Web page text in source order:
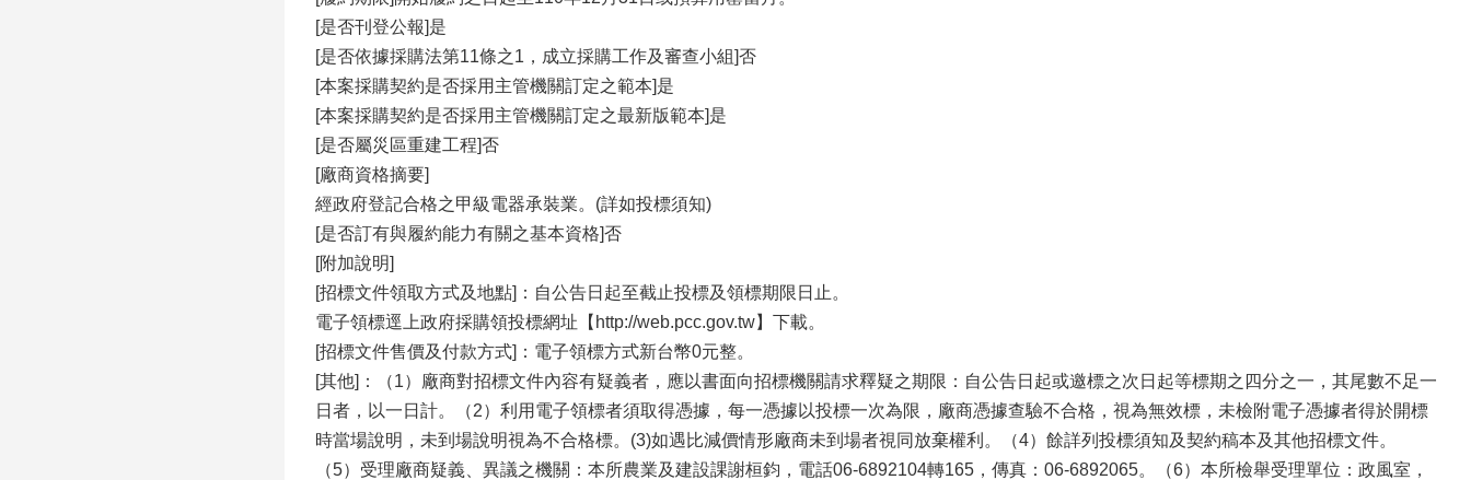
[是否刊登公報]是
[是否依據採購法第11條之1，成立採購工作及審查小組]否
[本案採購契約是否採用主管機關訂定之範本]是
[本案採購契約是否採用主管機關訂定之最新版範本]是
[是否屬災區重建工程]否
[廠商資格摘要]
經政府登記合格之甲級電器承裝業。(詳如投標須知)
[是否訂有與履約能力有關之基本資格]否
[附加說明]
[招標文件領取方式及地點]：自公告日起至截止投標及領標期限日止。
電子領標逕上政府採購領投標網址【http://web.pcc.gov.tw】下載。
[招標文件售價及付款方式]：電子領標方式新台幣0元整。
[其他]：（1）廠商對招標文件內容有疑義者，應以書面向招標機關請求釋疑之期限：自公告日起或邀標之次日起等標期之四分之一，其尾數不足一
日者，以一日計。（2）利用電子領標者須取得憑據，每一憑據以投標一次為限，廠商憑據查驗不合格，視為無效標，未檢附電子憑據者得於開標
時當場說明，未到場說明視為不合格標。(3)如遇比減價情形廠商未到場者視同放棄權利。（4）餘詳列投標須知及契約稿本及其他招標文件。
（5）受理廠商疑義、異議之機關：本所農業及建設課謝桓鈞，電話06-6892104轉165，傳真：06-6892065。（6）本所檢舉受理單位：政風室，